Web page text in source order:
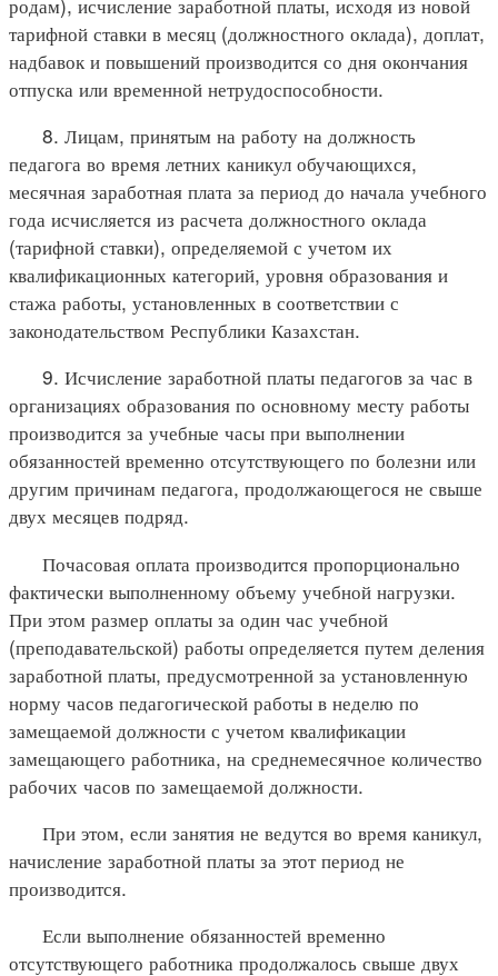
тарифной ставки в месяц (должностного оклада), доплат,
надбавок и повышений производится со дня окончания
отпуска или временной нетрудоспособности.
8. Лицам, принятым на работу на должность
педагога во время летних каникул обучающихся,
месячная заработная плата за период до начала учебного
года исчисляется из расчета должностного оклада
(тарифной ставки), определяемой с учетом их
квалификационных категорий, уровня образования и
стажа работы, установленных в соответствии с
законодательством Республики Казахстан.
9. Исчисление заработной платы педагогов за час в
организациях образования по основному месту работы
производится за учебные часы при выполнении
обязанностей временно отсутствующего по болезни или
другим причинам педагога, продолжающегося не свыше
двух месяцев подряд.
Почасовая оплата производится пропорционально
фактически выполненному объему учебной нагрузки.
При этом размер оплаты за один час учебной
(преподавательской) работы определяется путем деления
заработной платы, предусмотренной за установленную
норму часов педагогической работы в неделю по
замещаемой должности с учетом квалификации
замещающего работника, на среднемесячное количество
рабочих часов по замещаемой должности.
При этом, если занятия не ведутся во время каникул,
начисление заработной платы за этот период не
производится.
Если выполнение обязанностей временно
отсутствующего работника продолжалось свыше двух